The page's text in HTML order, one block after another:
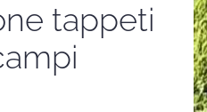
tappeti